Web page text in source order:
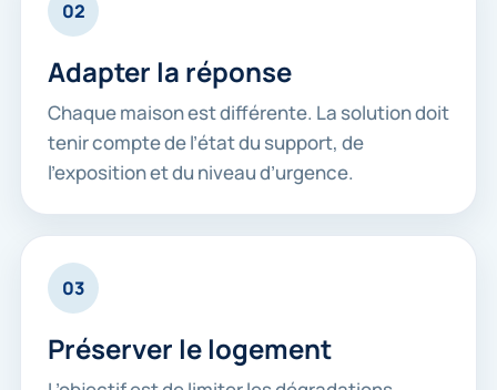
02
Adapter la réponse
Chaque maison est différente. La solution doit
tenir compte de l’état du support, de
l’exposition et du niveau d’urgence.
03
Préserver le logement